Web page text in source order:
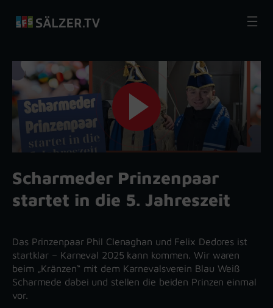
Inhalt
springen
Scharmeder Prinzenpaar
startet in die 5. Jahreszeit
Das Prinzenpaar Phil Clenaghan und Felix Dedores ist
startklar – Karneval 2025 kann kommen. Wir waren
beim „Kränzen“ mit dem Karnevalsverein Blau Weiß
Scharmede dabei und stellen die beiden Prinzen einmal
vor.